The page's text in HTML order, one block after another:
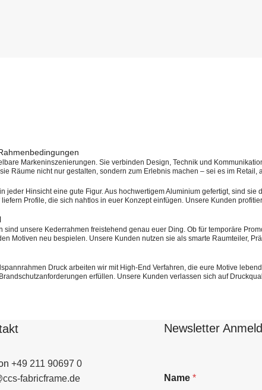
Markeninszenierungen. Sie verbinden Design, Technik und
Räume nicht nur gestalten, sondern zum Erlebnis machen – sei es im Retail,
jeder Hinsicht eine gute Figur. Aus hochwertigem Aluminium gefertigt, sind
Profile, die sich nahtlos in euer Konzept einfügen. Unsere Kunden
unsere Kederrahmen freistehend genau euer Ding. Ob für temporäre
Motiven neu bespielen. Unsere Kunden nutzen sie als smarte Raumteiler,
Druck arbeiten wir mit High-End Verfahren, die eure Motive
erfüllen. Unsere Kunden verlassen sich auf
+49 211 90697 0
fabricframe.de
Newsletter
Name *